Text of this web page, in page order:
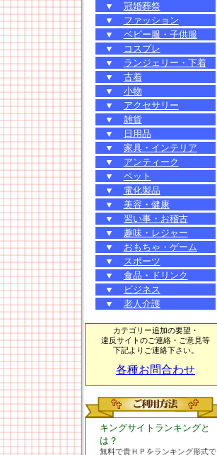
▼
冠婚葬祭
▼
ファッション
▼
ベビー服・子供服
▼
コスプレ
▼
ランジェリー・下着
▼
古着
▼
小物
▼
アクセサリー
▼
雑貨
▼
日用品
▼
家具・インテリア
▼
アンティーク
▼
ペット
▼
電化製品
▼
美容・健康
▼
習い事・お稽古
▼
趣味・レジャー
▼
おもちゃ・ゲーム
▼
スポーツ
▼
食品・ドリンク
▼
ビジネス
▼
老人介護
カテゴリー追加の要望・
違反サイトのご連絡・ご意見等
下記よりご連絡下さい。
各種お問合わせ
キングサイトランキングと
は？
無料で貴ＨＰをランキング形式で